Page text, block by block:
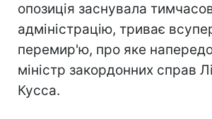
опозиція заснувала
адміністрацію, триває
перемир'ю, про яке
міністр закордонних справ
Кусса.